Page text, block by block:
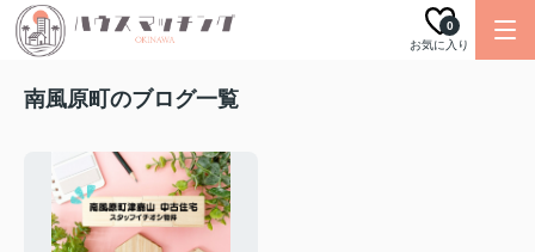
お気に入り
0
南風原町のブログ一覧